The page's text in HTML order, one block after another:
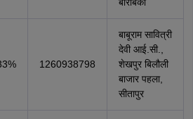
1260938798
बाबूराम सावित्री
देवी आई.सी.,
शेखपुर बिलौली
बाजार पहला,
सीतापुर